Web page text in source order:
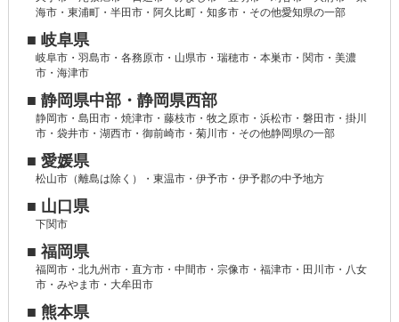
海市・東浦町・半田市・阿久比町・知多市・その他愛知県の一部
■ 岐阜県
岐阜市・羽島市・各務原市・山県市・瑞穂市・本巣市・関市・美濃
市・海津市
■ 静岡県中部・静岡県西部
静岡市・島田市・焼津市・藤枝市・牧之原市・浜松市・磐田市・掛川
市・袋井市・湖西市・御前崎市・菊川市・その他静岡県の一部
■ 愛媛県
松山市（離島は除く）・東温市・伊予市・伊予郡の中予地方
■ 山口県
下関市
■ 福岡県
福岡市・北九州市・直方市・中間市・宗像市・福津市・田川市・八女
市・みやま市・大牟田市
■ 熊本県